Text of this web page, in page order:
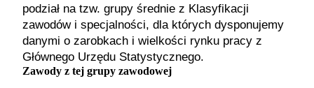
podział na tzw. grupy średnie z Klasyfikacji
zawodów i specjalności, dla których dysponujemy
danymi o zarobkach i wielkości rynku pracy z
Głównego Urzędu Statystycznego.
Zawody z tej grupy zawodowej